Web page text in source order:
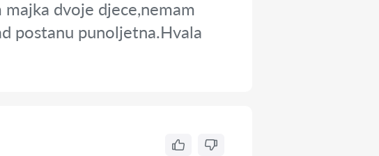
dvoje djece,nemam
postanu punoljetna.Hvala